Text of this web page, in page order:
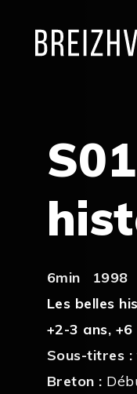
6min 1998
Les belles
+2-3 ans, +6
Sous-titres :
Breton :